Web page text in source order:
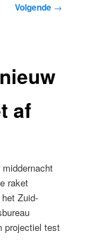
Volgende →
af
raket
Zuid-
projectiel test